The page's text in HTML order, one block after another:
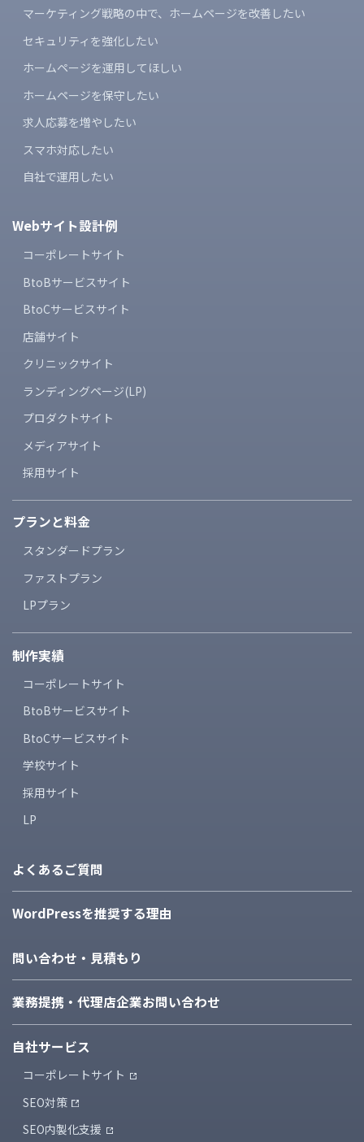
マーケティング戦略の中で、 ホームページを改善したい
セキュリティを強化したい
ホームページを運用してほしい
ホームページを保守したい
求人応募を増やしたい
スマホ対応したい
自社で運用したい
Webサイト設計例
コーポレートサイト
BtoBサービスサイト
BtoCサービスサイト
店舗サイト
クリニックサイト
ランディングページ(LP)
プロダクトサイト
メディアサイト
採用サイト
プランと料金
スタンダードプラン
ファストプラン
LPプラン
制作実績
コーポレートサイト
BtoBサービスサイト
BtoCサービスサイト
学校サイト
採用サイト
LP
よくあるご質問
WordPressを推奨する理由
問い合わせ・見積もり
業務提携・代理店企業お問い合わせ
自社サービス
コーポレートサイト
SEO対策
SEO内製化支援